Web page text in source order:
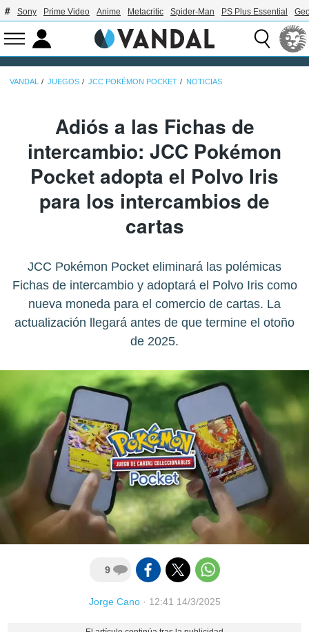
Sony Prime Video Anime Metacritic Spider-Man PS Plus Essential
VANDAL JUEGOS JCC POKÉMON POCKET NOTICIAS
Adiós a las Fichas de
intercambio: JCC Pokémon
Pocket adopta el Polvo Iris
para los intercambios de
cartas
JCC Pokémon Pocket eliminará las polémicas
Fichas de intercambio y adoptará el Polvo Iris como
nueva moneda para el comercio de cartas. La
actualización llegará antes de que termine el otoño
de 2025.
9
Jorge Cano· 12:41 14/3/2025